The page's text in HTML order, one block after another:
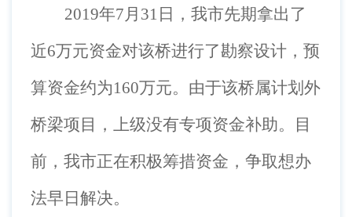
2019年7月31日，我市先期拿出了
近6万元资金对该桥进行了勘察设计，预
算资金约为160万元。由于该桥属计划外
桥梁项目，上级没有专项资金补助。目
前，我市正在积极筹措资金，争取想办
法早日解决。